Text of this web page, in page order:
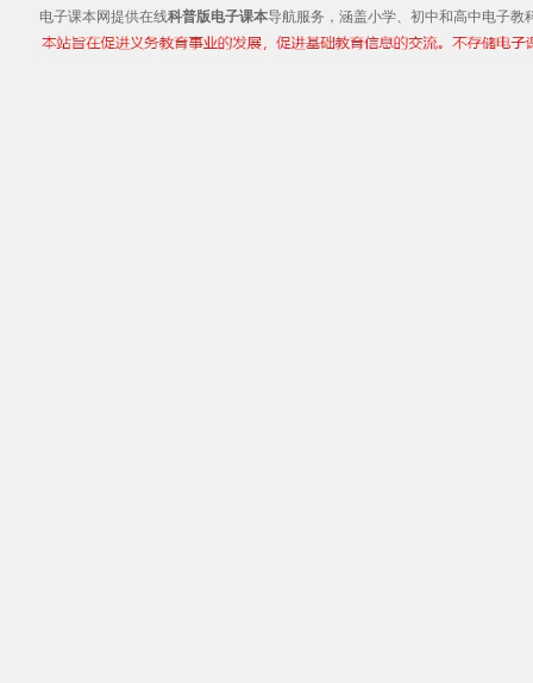
电子课本网提供在线科普版电子课本导航服务，涵盖小学、初中和高中电子